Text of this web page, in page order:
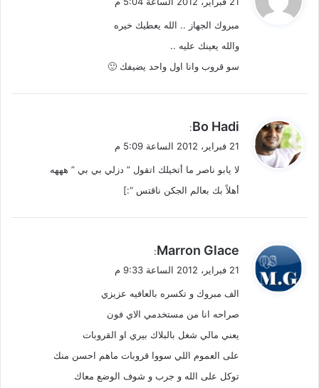
ل
مبروك الجهاز .. الله يعطيك خيره
والله يعينك عليه ..
سو قروب وانا اول واحد يضيفك 🙂
ي
ل
Bo Hadi
:
21 فبراير، 2012 الساعة 5:09 م
لا يابو ناصر ما أتخيلك اتقول ” دزلي بي بي ” هههه
أهلاً بك بعالم الجكن ناقتس “:]
ي
ل
Marron Glace
:
21 فبراير، 2012 الساعة 9:33 م
الف مبروك و تكسره بالعافيه عزيزي
صراحه انا من مستخدمي الاي فون
يعني مالي شغل بالبلاك بيري او القروبات
على العموم اللي سووا قروبات ماهم احسن منك
توكل على الله و جرب و شوف الوضع معاك